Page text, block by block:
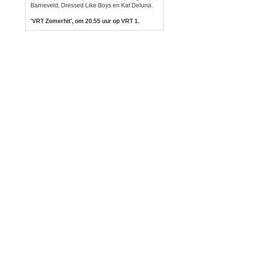
Barneveld, Dressed Like Boys en Kat Deluna.
'VRT Zomerhit', om 20.55 uur op VRT 1.